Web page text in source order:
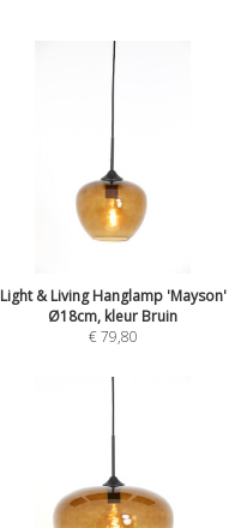
Light & Living Hanglamp 'Mayson'
Ø18cm, kleur Bruin
€79,80